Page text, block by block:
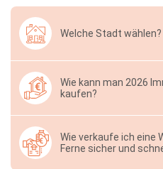
Welche Stadt wählen?
Wie kann man 2026
kaufen?
Wie verkaufe ich eine
Ferne sicher und